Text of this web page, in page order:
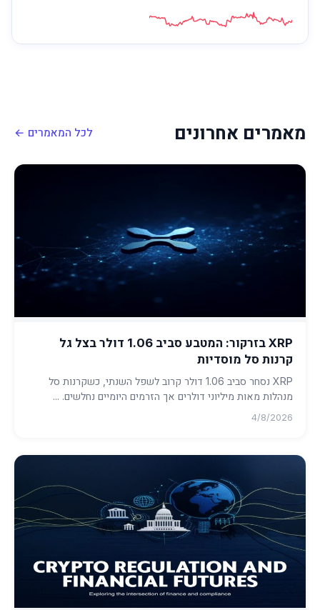
מאמרים אחרונים לכל המאמרים ←
XRP בזרקור: המטבע סביב 1.06 דולר בצל גל
קרנות סל מוסדיות
XRP נסחר סביב 1.06 דולר קרוב לשפל השנתי, כשקרנות סל
מנהלות מאות מיליוני דולרים אך הזרמים היומיים נחלשים. ...
4/8/2026